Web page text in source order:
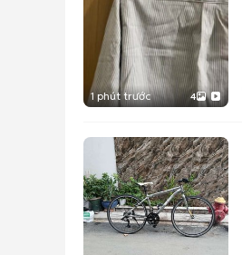
1 phút trước 4